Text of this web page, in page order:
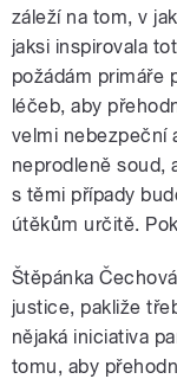
záleží na tom, v
jaksi inspirovala
požádám primáře
léčeb, aby
velmi nebezpeční
neprodleně soud,
s těmi případy
útěkům určitě.
Štěpánka
justice, pakliže
nějaká iniciativa
tomu, aby